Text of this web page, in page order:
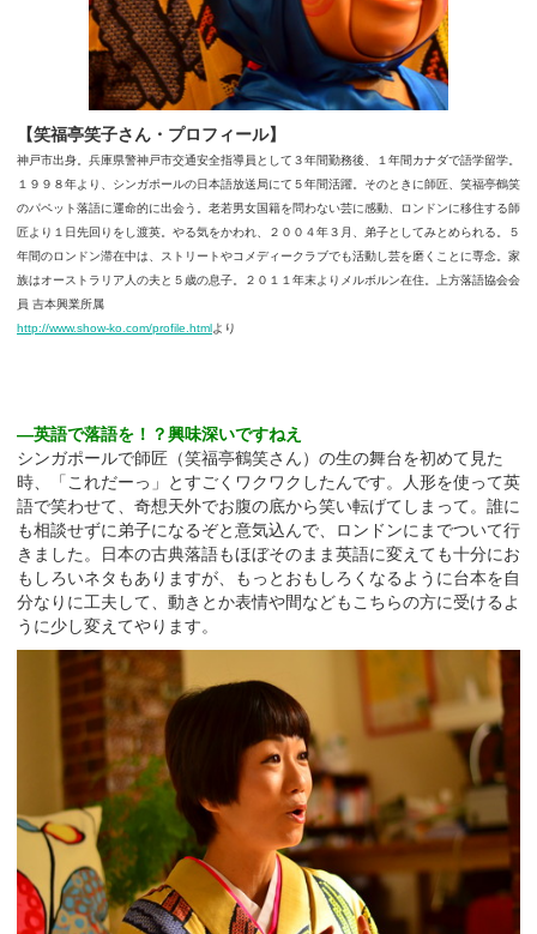
【笑福亭笑子さん・プロフィール】
神戸市出身。兵庫県警神戸市交通安全指導員として３年間勤務後、１年間カナダで語学留学。
１９９８年より、シンガポールの日本語放送局にて５年間活躍。そのときに師匠、笑福亭鶴笑
のパペット落語に運命的に出会う。老若男女国籍を問わない芸に感動、ロンドンに移住する師
匠より１日先回りをし渡英。やる気をかわれ、２００４年３月、弟子としてみとめられる。５
年間のロンドン滞在中は、ストリートやコメディークラブでも活動し芸を磨くことに専念。家
族はオーストラリア人の夫と５歳の息子。２０１１年末よりメルボルン在住。上方落語協会会
員 吉本興業所属
http://www.show-ko.com/profile.htmlより
―英語で落語を！？興味深いですねえ
シンガポールで師匠（笑福亭鶴笑さん）の生の舞台を初めて見た
時、「これだーっ」とすごくワクワクしたんです。人形を使って英
語で笑わせて、奇想天外でお腹の底から笑い転げてしまって。誰に
も相談せずに弟子になるぞと意気込んで、ロンドンにまでついて行
きました。日本の古典落語もほぼそのまま英語に変えても十分にお
もしろいネタもありますが、もっとおもしろくなるように台本を自
分なりに工夫して、動きとか表情や間などもこちらの方に受けるよ
うに少し変えてやります。